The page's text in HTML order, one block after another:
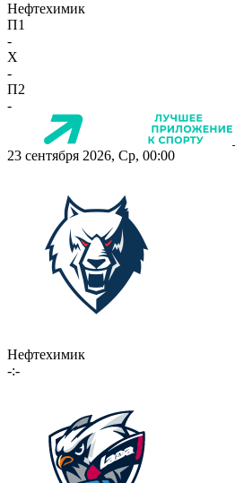
Нефтехимик
П1
-
X
-
П2
-
23 сентября 2026, Ср, 00:00
Нефтехимик
-:-